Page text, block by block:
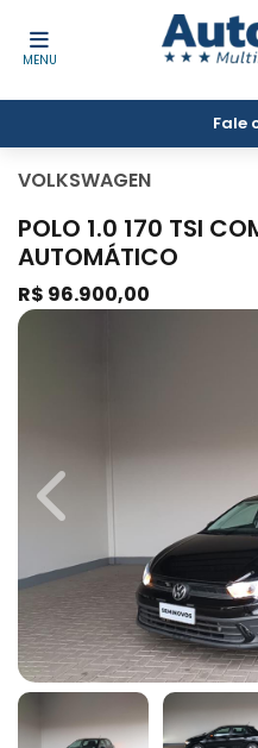
MENU
Fale
VOLKSWAGEN
POLO 1.0 170 TSI
AUTOMÁTICO
R$ 96.900,00
Previous